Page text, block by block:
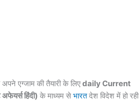
एग्जाम की तैयारी के लिएdaily Current
हिंदी) के माध्यम से भारतदेश विदेश में हो रही